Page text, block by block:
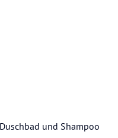
und Shampoo